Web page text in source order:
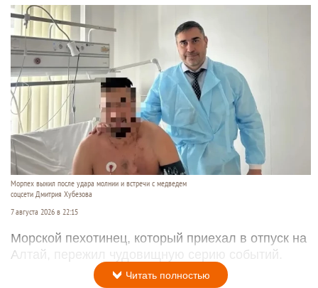
Ирбисы.
Сайлюгемский национальный парк
7 августа 2026 в 22:35
В зоопарке «Лесная сказка» построили два
просторных вольера для снежных барсов.
Читать полностью
На Алтае морпех выжил после удара молнии,
гибели лошади и встречи с медведем. Фото